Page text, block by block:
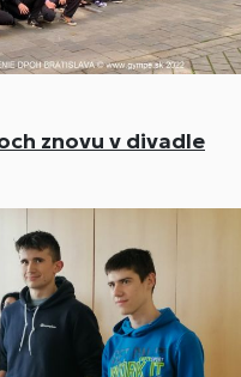
znovu v divadle